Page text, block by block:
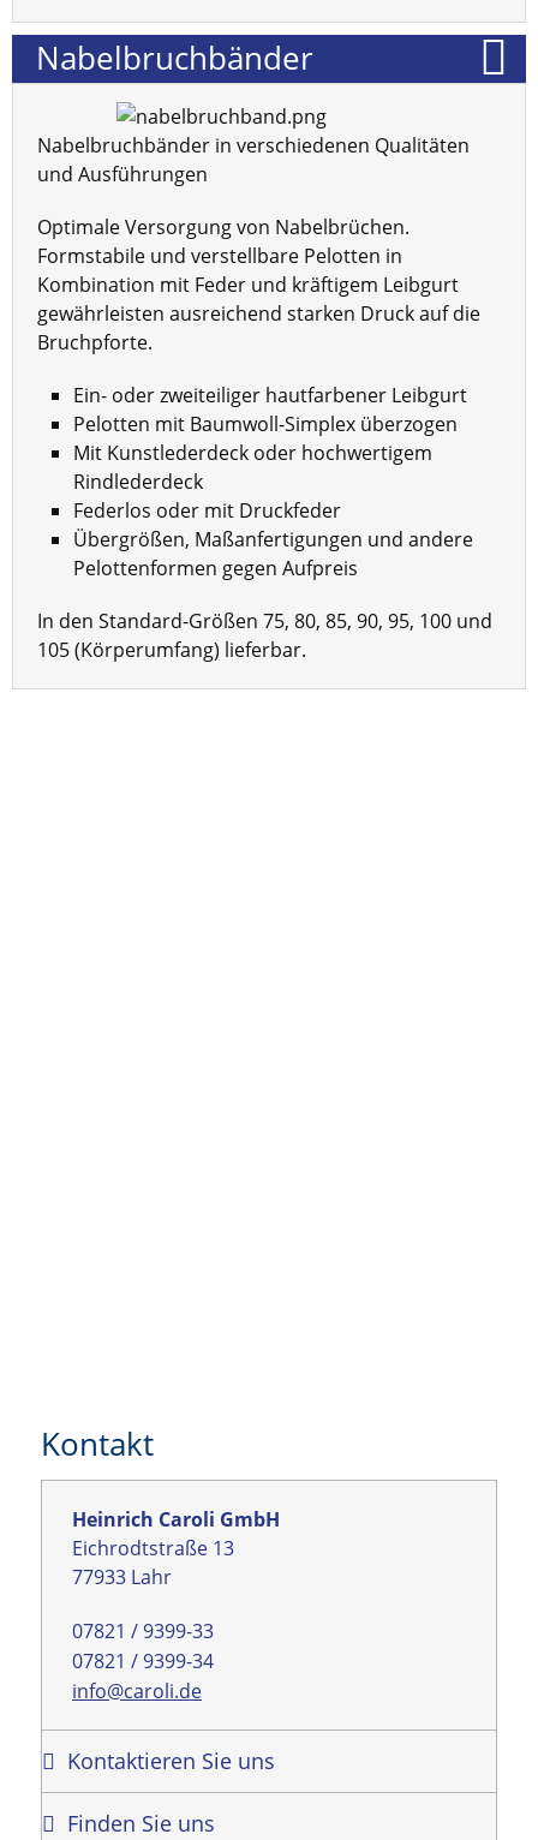
Nabelbruchbänder
Nabelbruchbänder in verschiedenen Qualitäten
und Ausführungen
Optimale Versorgung von Nabelbrüchen.
Formstabile und verstellbare Pelotten in
Kombination mit Feder und kräftigem Leibgurt
gewährleisten ausreichend starken Druck auf die
Bruchpforte.
Ein- oder zweiteiliger hautfarbener Leibgurt
Pelotten mit Baumwoll-Simplex überzogen
Mit Kunstlederdeck oder hochwertigem
Rindlederdeck
Federlos oder mit Druckfeder
Übergrößen, Maßanfertigungen und andere
Pelottenformen gegen Aufpreis
In den Standard-Größen 75, 80, 85, 90, 95, 100 und
105 (Körperumfang) lieferbar.
Kontakt
Heinrich Caroli GmbH
Eichrodtstraße 13
77933 Lahr
07821 / 9399-33
07821 / 9399-34
info@caroli.de
Kontaktieren Sie uns
Finden Sie uns